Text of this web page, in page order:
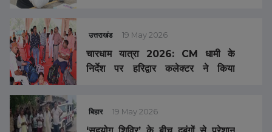
संचालित
उत्तराखंड 19 May 2026
चारधाम यात्रा 2026: CM धामी के
निर्देश पर हरिद्वार कलेक्टर ने किया
बिहार 19 May 2026